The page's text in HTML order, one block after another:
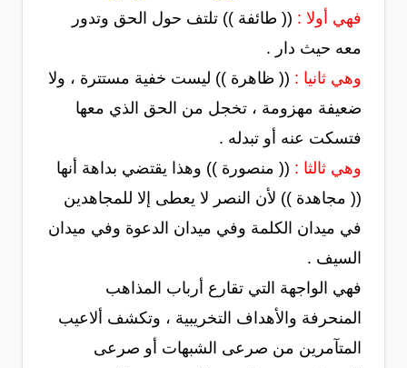
فهي أولا : (( طائفة )) تلتف حول الحق وتدور
معه حيث دار .
وهي ثانيا : (( ظاهرة )) ليست خفية مستترة ، ولا
ضعيفة مهزومة ، تخجل من الحق الذي معها
فتسكت عنه أو تبدله .
وهي ثالثا : (( منصورة )) وهذا يقتضي بداهة أنها
(( مجاهدة )) لأن النصر لا يعطى إلا للمجاهدين
في ميدان الكلمة وفي ميدان الدعوة وفي ميدان
السيف .
فهي الواجهة التي تقارع أرباب المذاهب
المنحرفة والأهداف التخريبية ، وتكشف ألاعيب
المتآمرين من صرعى الشبهات أو صرعى